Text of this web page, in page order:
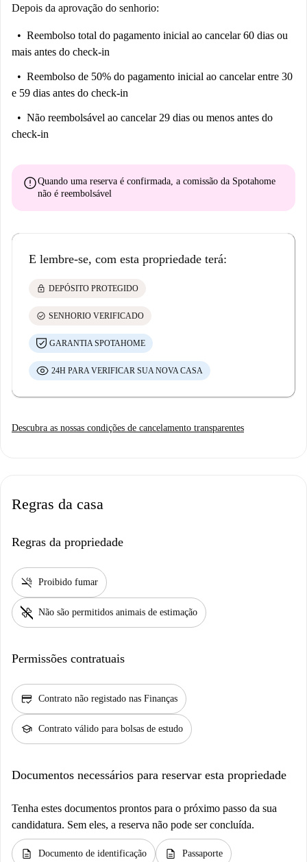
Depois da aprovação do senhorio:
Reembolso total do pagamento inicial ao cancelar 60 dias ou
mais antes do check-in
Reembolso de 50% do pagamento inicial ao cancelar entre 30
e 59 dias antes do check-in
Não reembolsável ao cancelar 29 dias ou menos antes do
check-in
errorQuando uma reserva é confirmada, a comissão da Spotahome
não é reembolsável
E lembre-se, com esta propriedade terá:
lock DEPÓSITO PROTEGIDO
check_circle SENHORIO VERIFICADO
GARANTIA SPOTAHOME
24H PARA VERIFICAR SUA NOVA CASA
Descubra as nossas condições de cancelamento transparentes
Regras da casa
Regras da propriedade
smoke_free Proibido fumar
pet_supplies Não são permitidos animais de estimação
Permissões contratuais
credit_score Contrato não registado nas Finanças
school Contrato válido para bolsas de estudo
Documentos necessários para reservar esta propriedade
Tenha estes documentos prontos para o próximo passo da sua
candidatura. Sem eles, a reserva não pode ser concluída.
description Documento de identificação description Passaporte